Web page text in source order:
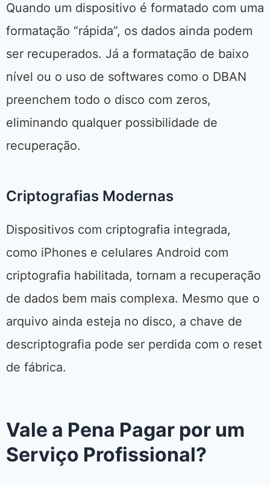
Quando um dispositivo é formatado com uma
formatação “rápida”, os dados ainda podem
ser recuperados. Já a formatação de baixo
nível ou o uso de softwares como o DBAN
preenchem todo o disco com zeros,
eliminando qualquer possibilidade de
recuperação.
Criptografias Modernas
Dispositivos com criptografia integrada,
como iPhones e celulares Android com
criptografia habilitada, tornam a recuperação
de dados bem mais complexa. Mesmo que o
arquivo ainda esteja no disco, a chave de
descriptografia pode ser perdida com o reset
de fábrica.
Vale a Pena Pagar por um
Serviço Profissional?